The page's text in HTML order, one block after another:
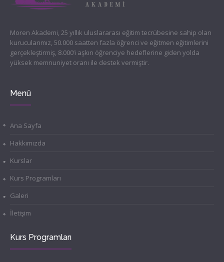
Moren Akademi, 25 yıllık uluslararası eğitim tecrübesine sahip olan
kurucularımız, 50.000 saatten fazla öğrenci ve eğitmen eğitimlerini
gerçekleştirmiş, 8.000’i aşkın öğrenciye hedeflerine giden yolda
yüksek memnuniyet oranı ile destek vermiştir.
Menü
Ana Sayfa
Hakkımızda
Kurslar
Kurs Programları
Galeri
İletişim
Kurs Programları